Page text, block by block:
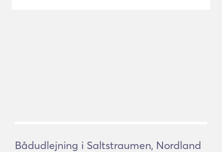
Bådudlejning i Saltstraumen, Nordland